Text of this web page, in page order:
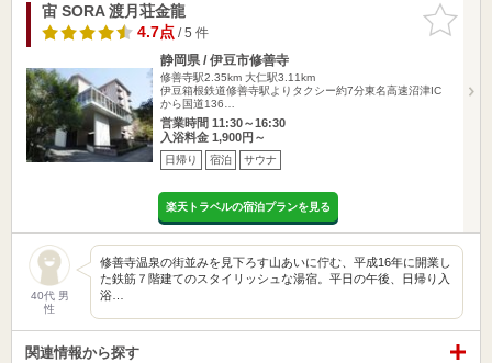
お気に入
りに追加
宙 SORA 渡月荘金龍
4.7点/ 5 件
静岡県 / 伊豆市修善寺
修善寺駅2.35km 大仁駅3.11km
伊豆箱根鉄道修善寺駅よりタクシー約7分東名高速沼津IC
から国道136…
営業時間 11:30～16:30
入浴料金 1,900円～
日帰り 宿泊 サウナ
楽天トラベルの宿泊プランを見る
40代 男
性
修善寺温泉の街並みを見下ろす山あいに佇む、平成16年に開業し
た鉄筋７階建てのスタイリッシュな湯宿。平日の午後、日帰り入
浴…
関連情報から探す